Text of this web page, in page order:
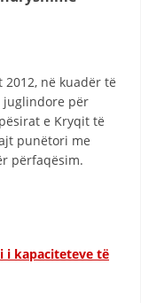
në kuadër të
juglindore për
e Kryqit të
punëtori me
përfaqësim.
i kapaciteteve të